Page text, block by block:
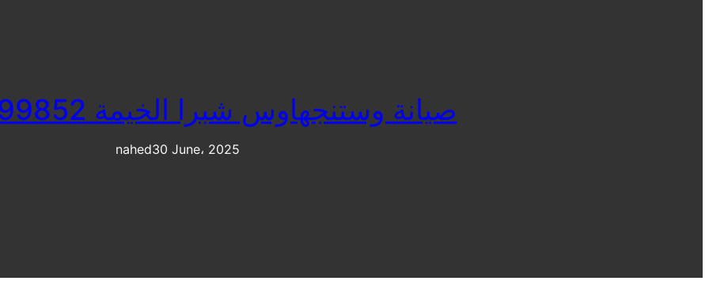
صيانة وستنجهاوس شبرا الخيمة 01210999852
nahed30 June، 2025